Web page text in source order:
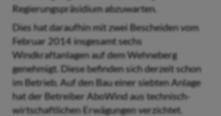
Regierungspräsidium abzuwarten.
Dies hat daraufhin mit zwei Bescheiden vom
Februar 2014 insgesamt sechs
Windkraftanlagen auf dem Wehneberg
genehmigt. Diese befinden sich derzeit schon
im Betrieb. Auf den Bau einer siebten Anlage
hat der Betreiber AboWind aus technisch-
wirtschaftlichen Erwägungen verzichtet.